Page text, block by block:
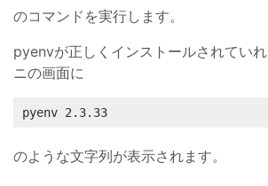
のコマンドを実行します。
pyenvが正しくインストールされてい
ニの画面に
pyenv 2.3.33
のような文字列が表示されます。